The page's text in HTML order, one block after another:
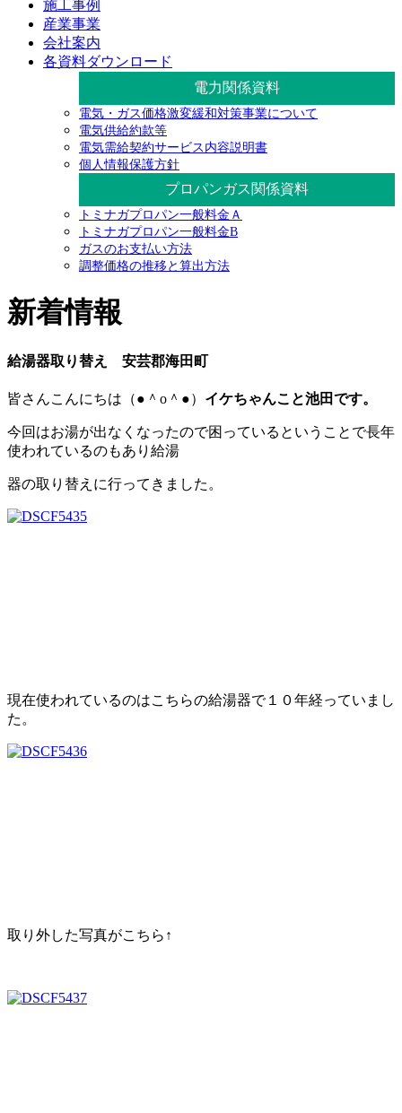
施工事例
産業事業
会社案内
各資料ダウンロード
電力関係資料
電気・ガス価格激変緩和対策事業について
電気供給約款等
電気需給契約サービス内容説明書
個人情報保護方針
プロパンガス関係資料
トミナガプロパン一般料金Ａ
トミナガプロパン一般料金B
ガスのお支払い方法
調整価格の推移と算出方法
新着情報
給湯器取り替え 安芸郡海田町
皆さんこんにちは（●＾o＾●） イケちゃんこと池田です。
今回はお湯が出なくなったので困っているということで長年
使われているのもあり給湯
器の取り替えに行ってきました。
現在使われているのはこちらの給湯器で１０年経っていまし
た。
取り外した写真がこちら ↑